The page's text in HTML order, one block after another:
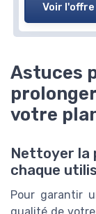
Voir l'offre
Astuces
votre
Nettoyer la
chaque
Pour garantir